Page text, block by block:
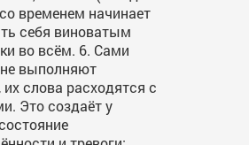
временем начинает
себя виноватым
во всём. 6. Сами
выполняют
слова расходятся с
Это создаёт у